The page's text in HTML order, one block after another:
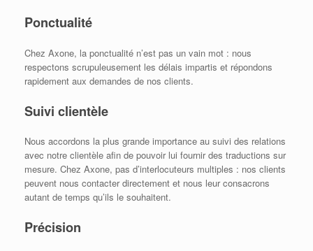
Ponctualité
Chez Axone, la ponctualité n’est pas un vain mot : nous
respectons scrupuleusement les délais impartis et répondons
rapidement aux demandes de nos clients.
Suivi clientèle
Nous accordons la plus grande importance au suivi des relations
avec notre clientèle afin de pouvoir lui fournir des traductions sur
mesure. Chez Axone, pas d’interlocuteurs multiples : nos clients
peuvent nous contacter directement et nous leur consacrons
autant de temps qu’ils le souhaitent.
Précision